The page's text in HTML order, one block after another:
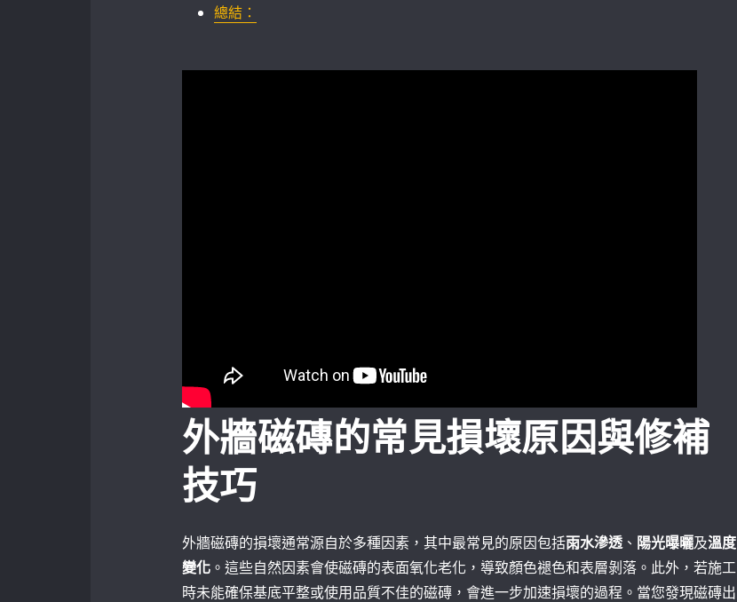
總結：
外牆磁磚的常見損壞原因與修補
技巧
外牆磁磚的損壞通常源自於多種因素，其中最常見的原因包括雨水滲透、 陽光曝曬及溫度
變化 。這些自然因素會使磁磚的表面氧化老化，導致顏色褪色和表層剝落。此外，若施工
時未能確保基底平整或使用品質不佳的磁磚，會進一步加速損壞的過程。當您發現磁磚出